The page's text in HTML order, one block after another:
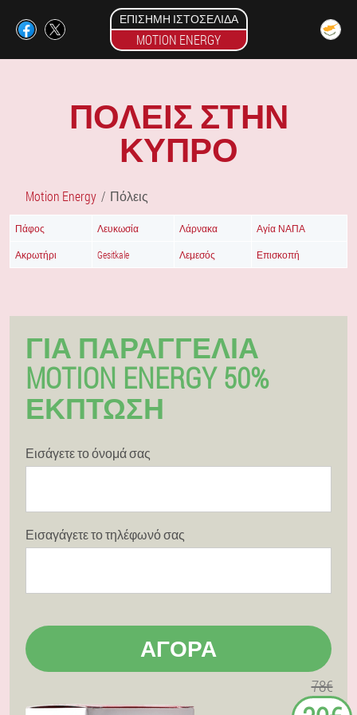
ΕΠΊΣΗΜΗ ΙΣΤΟΣΕΛΊΔΑ
MOTION ENERGY
ΠΌΛΕΙΣ ΣΤΗΝ
ΚΥΠΡΟ
Motion Energy Πόλεις
Πάφος Λευκωσία Λάρνακα Αγία ΝΑΠΑ
Ακρωτήρι Gesitkale Λεμεσός Επισκοπή
ΓΙΑ ΠΑΡΑΓΓΕΛΊΑ
MOTION ENERGY 50%
ΕΚΠΤΩΣΗ
Εισάγετε το όνομά σας
Εισαγάγετε το τηλέφωνό σας
ΑΓΟΡΆ
78€